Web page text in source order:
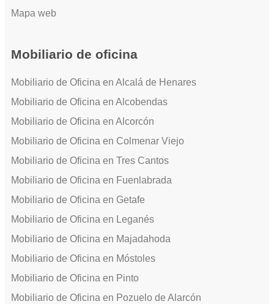
Mapa web
Mobiliario de oficina
Mobiliario de Oficina en Alcalá de Henares
Mobiliario de Oficina en Alcobendas
Mobiliario de Oficina en Alcorcón
Mobiliario de Oficina en Colmenar Viejo
Mobiliario de Oficina en Tres Cantos
Mobiliario de Oficina en Fuenlabrada
Mobiliario de Oficina en Getafe
Mobiliario de Oficina en Leganés
Mobiliario de Oficina en Majadahoda
Mobiliario de Oficina en Móstoles
Mobiliario de Oficina en Pinto
Mobiliario de Oficina en Pozuelo de Alarcón